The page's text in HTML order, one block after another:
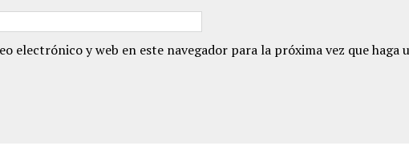
electrónico y web en este navegador para la próxima vez que haga